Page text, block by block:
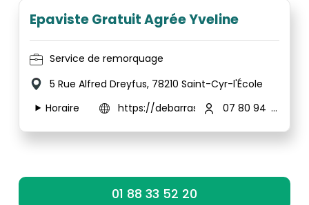
Epaviste Gratuit Agrée Yveline
Service de remorquage
5 Rue Alfred Dreyfus, 78210 Saint-Cyr-l'École
Horaire
https://debarrassemonepave.fr/ville/
07 80 94 71 41
01 88 33 52 20